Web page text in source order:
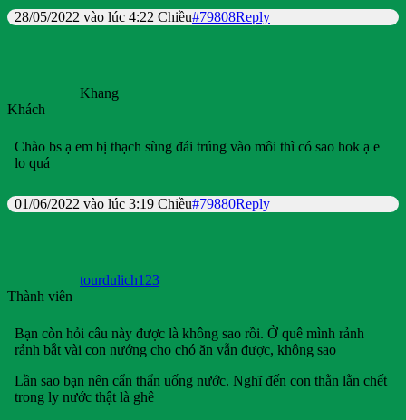
28/05/2022 vào lúc 4:22 Chiều#79808Reply
Khang
Khách
Chào bs ạ em bị thạch sùng đái trúng vào môi thì có sao hok ạ e
lo quá
01/06/2022 vào lúc 3:19 Chiều#79880Reply
tourdulich123
Thành viên
Bạn còn hỏi câu này được là không sao rồi. Ở quê mình rảnh
rảnh bắt vài con nướng cho chó ăn vẫn được, không sao
Lần sao bạn nên cẩn thẩn uống nước. Nghĩ đến con thằn lằn chết
trong ly nước thật là ghê